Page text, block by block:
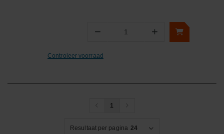
− Aantal +
Controleer voorraad
1
Resultaat per pagina 24